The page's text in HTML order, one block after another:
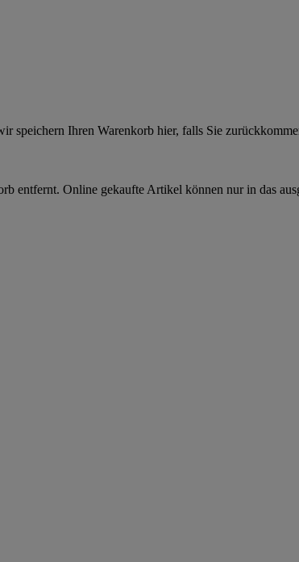
speichern Ihren Warenkorb hier, falls Sie
entfernt. Online gekaufte Artikel können nur in das